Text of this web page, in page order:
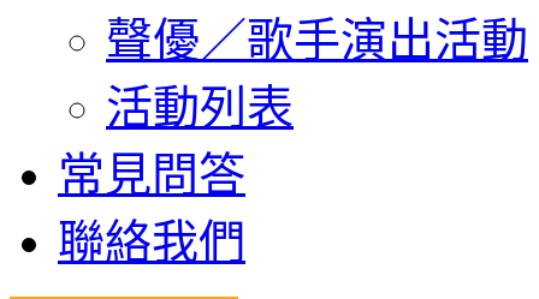
聲優／歌手演出活動
活動列表
常見問答
聯絡我們